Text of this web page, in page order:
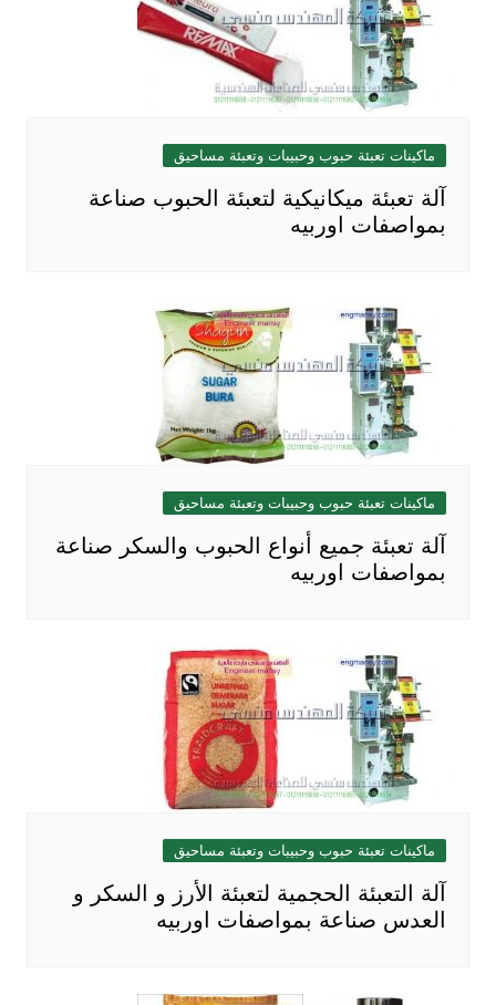
ماكينات تعبئة حبوب وحبيبات وتعبئة مساحيق
آلة تعبئة ميكانيكية لتعبئة الحبوب صناعة
بمواصفات اوربيه
ماكينات تعبئة حبوب وحبيبات وتعبئة مساحيق
آلة تعبئة جميع أنواع الحبوب والسكر صناعة
بمواصفات اوربيه
ماكينات تعبئة حبوب وحبيبات وتعبئة مساحيق
آلة التعبئة الحجمية لتعبئة الأرز و السكر و
العدس صناعة بمواصفات اوربيه